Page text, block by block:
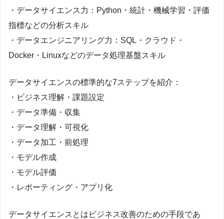
・データサイエンス力：Python・統計・機械学習・評価
指標などの分析スキル
・データエンジニアリング力：SQL・クラウド・
Docker・Linuxなどのデータ処理基盤スキル
データサイエンスの標準的な7ステップを紹介：
・ビジネス理解・課題設定
・データ準備・収集
・データ理解・可視化
・データ加工・前処理
・モデル作成
・モデル評価
・レポーティング・アプリ化
データサイエンスとはビジネス改善のための手段であ